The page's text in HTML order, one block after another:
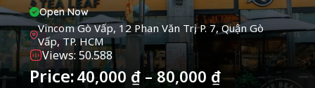
Open Now
Vincom Gò Vấp, 12 Phan Văn Trị, P. 7, Quận Gò
Vấp, TP. HCM
Views: 50.588
Price: 40,000 ₫ – 80,000 ₫